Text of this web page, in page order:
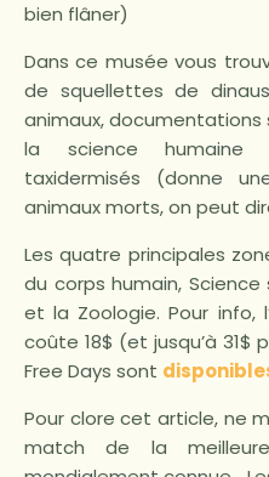
bien flâner)
Dans ce musée vous
de squellettes de
animaux, documentations
la science humaine
taxidermisés (donne
animaux morts, on peut
Les quatre principales
du corps humain,
et la Zoologie. Pour info,
coûte 18$ (et jusqu’à 31$
Free Days sont
Pour clore cet article, ne
match de la